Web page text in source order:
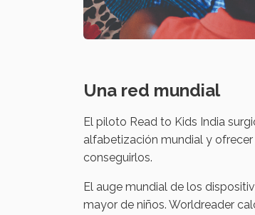
Una red mundial
El piloto Read to Kids India
alfabetización mundial y
conseguirlos.
El auge mundial de los
mayor de niños. Worldreader